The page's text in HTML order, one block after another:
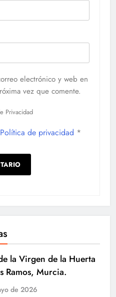
electrónico y web en
vez que comente.
Privacidad
Política de privacidad *
la Virgen de la Huerta
Ramos, Murcia.
de 2026